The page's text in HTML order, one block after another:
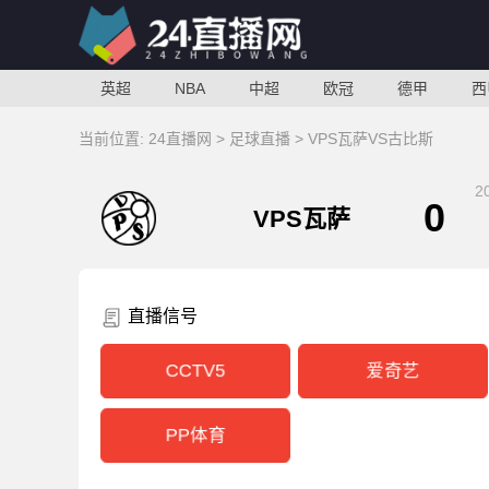
英超 NBA 中超 欧冠 德甲
当前位置: 24直播网 > 足球直播 > VPS瓦萨VS古比斯
VPS瓦萨 0
直播信号
CCTV5 爱奇艺
PP体育